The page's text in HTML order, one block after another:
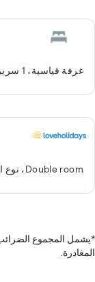
غرفة قياسية، 1 سرير مزدوج
Double room، نوع السرير غير معروف
*يشمل المجموع
المغادرة.